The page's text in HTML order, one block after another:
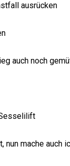
ausrücken
auch noch
nun mache auch